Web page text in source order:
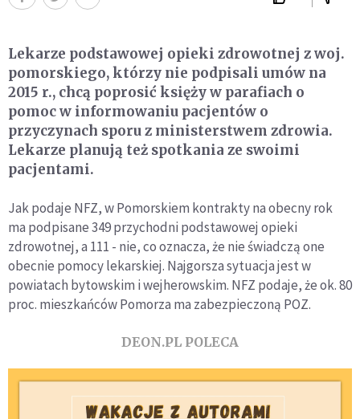
Lekarze podstawowej opieki zdrowotnej z woj.
pomorskiego, którzy nie podpisali umów na
2015 r., chcą poprosić księży w parafiach o
pomoc w informowaniu pacjentów o
przyczynach sporu z ministerstwem zdrowia.
Lekarze planują też spotkania ze swoimi
pacjentami.
Jak podaje NFZ, w Pomorskiem kontrakty na obecny rok
ma podpisane 349 przychodni podstawowej opieki
zdrowotnej, a 111 - nie, co oznacza, że nie świadczą one
obecnie pomocy lekarskiej. Najgorsza sytuacja jest w
powiatach bytowskim i wejherowskim. NFZ podaje, że ok. 80
proc. mieszkańców Pomorza ma zabezpieczoną POZ.
DEON.PL POLECA